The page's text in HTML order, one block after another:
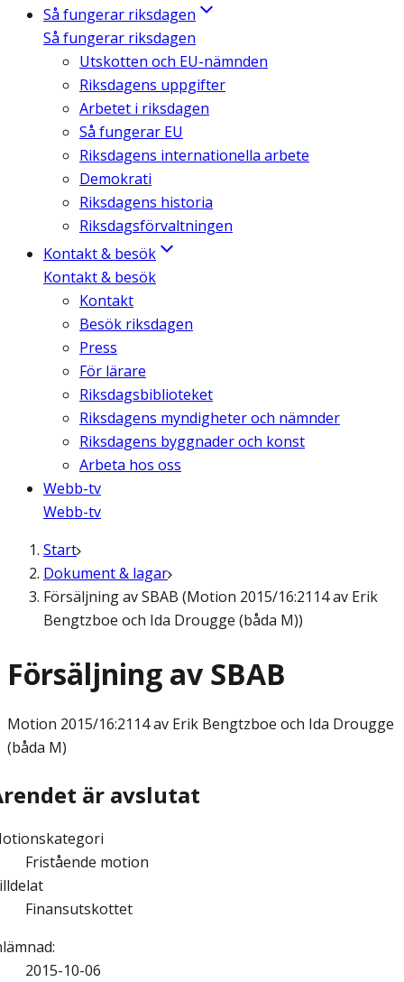
Så fungerar riksdagen
Så fungerar riksdagen
Utskotten och EU-nämnden
Riksdagens uppgifter
Arbetet i riksdagen
Så fungerar EU
Riksdagens internationella arbete
Demokrati
Riksdagens historia
Riksdagsförvaltningen
Kontakt & besök
Kontakt & besök
Kontakt
Besök riksdagen
Press
För lärare
Riksdagsbiblioteket
Riksdagens myndigheter och nämnder
Riksdagens byggnader och konst
Arbeta hos oss
Webb-tv
Webb-tv
Start
Dokument & lagar
Försäljning av SBAB (Motion 2015/16:2114 av Erik
Bengtzboe och Ida Drougge (båda M))
Försäljning av SBAB
Motion 2015/16:2114 av Erik Bengtzboe och Ida Drougge
(båda M)
är avslutat
Fristående motion
Finansutskottet
:
2015-10-06